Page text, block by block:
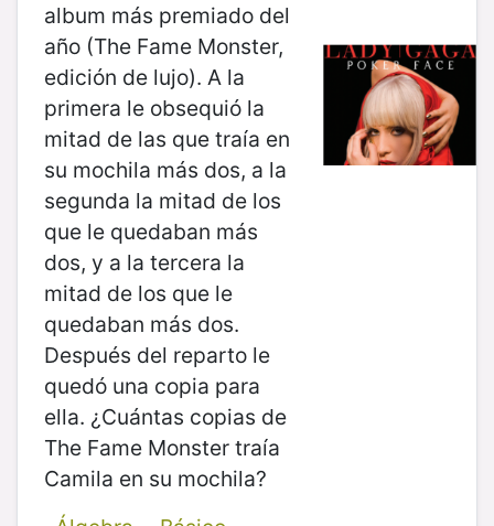
album más premiado del
año (The Fame Monster,
edición de lujo). A la
primera le obsequió la
mitad de las que traía en
su mochila más dos, a la
segunda la mitad de los
que le quedaban más
dos, y a la tercera la
mitad de los que le
quedaban más dos.
Después del reparto le
quedó una copia para
ella. ¿Cuántas copias de
The Fame Monster traía
Camila en su mochila?